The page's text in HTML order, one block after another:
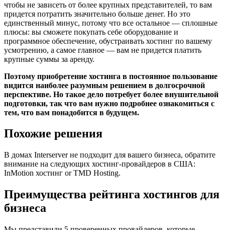
чтобы не зависеть от более крупных представителей, то вам
придется потратить значительно больше денег. Но это
единственный минус, потому что все остальное — сплошные
плюсы: вы сможете покупать себе оборудование и
программное обеспечение, обустраивать хостинг по вашему
усмотрению, а самое главное — вам не придется платить
крупные суммы за аренду.
Поэтому приобретение хостинга в постоянное пользование
видится наиболее разумным решением в долгосрочной
перспективе. Но такое дело потребует более внушительной
подготовки, так что вам нужно подробнее ознакомиться с
тем, что вам понадобится в будущем.
Похожие решения
В домах Interserver не подходит для вашего бизнеса, обратите
внимание на следующих хостинг-провайдеров в США:
InMotion хостинг or TMD Hosting.
Преимущества рейтинга хостингов для
бизнеса